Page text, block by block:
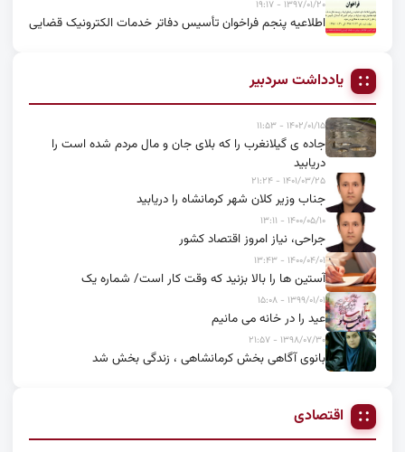
۱۳۹۷/۰۱/۲۰ - ۱۹:۱۷
اطلاعیه پنجم فراخوان تأسیس دفاتر خدمات الکترونیک قضایی
یادداشت سردبیر
۱۴۰۲/۰۱/۱۵ - ۱۱:۵۳
جاده ی گیلانغرب را که بلای جان و مال مردم شده است را
دریابید
۱۴۰۱/۰۳/۲۵ - ۲۱:۲۴
جناب وزیر کلان شهر کرمانشاه را دریابید
۱۴۰۰/۰۵/۱۰ - ۱۳:۱۱
جراحی، نیاز امروز اقتصاد کشور
۱۴۰۰/۰۴/۰۱ - ۱۳:۴۳
آستین ها را بالا بزنید که وقت کار است/ شماره یک
۱۳۹۹/۰۱/۰۱ - ۱۵:۰۸
عید را در خانه می مانیم
۱۳۹۸/۰۷/۳۰ - ۲۱:۵۷
بانوی آگاهی بخش کرمانشاهی ، زندگی بخش شد
اقتصادی